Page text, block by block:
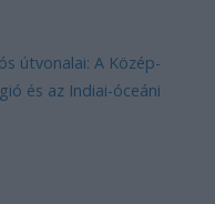
útvonalai: A Közép-
és az Indiai-óceáni